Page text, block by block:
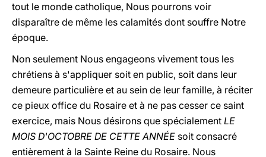
tout le monde catholique, Nous pourrons voir
disparaître de même les calamités dont souffre Notre
époque.
Non seulement Nous engageons vivement tous les
chrétiens à s'appliquer soit en public, soit dans leur
demeure particulière et au sein de leur famille, à réciter
ce pieux office du Rosaire et à ne pas cesser ce saint
exercice, mais Nous désirons que spécialement LE
MOIS D'OCTOBRE DE CETTE ANNÉE soit consacré
entièrement à la Sainte Reine du Rosaire. Nous